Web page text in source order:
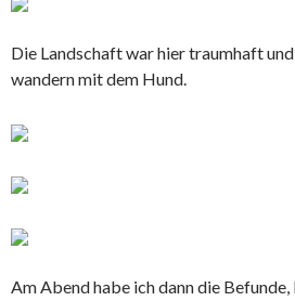
Die Landschaft war hier traumhaft
wandern mit dem Hund.
Am Abend habe ich dann die